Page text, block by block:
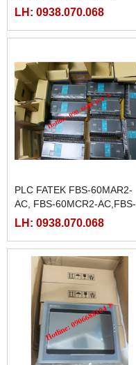
LH: 0938.070.068
PLC FATEK FBS-60MAR2-
AC, FBS-60MCR2-AC,FBS-
60MAT2-AC, FBS-60MCT2-
LH: 0938.070.068